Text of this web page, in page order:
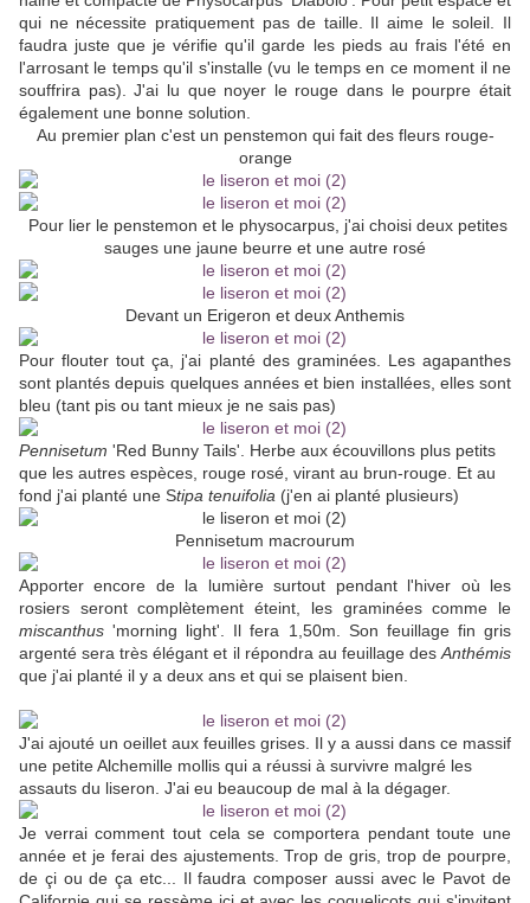
qui ne nécessite pratiquement pas de taille. Il aime le soleil. Il
faudra juste que je vérifie qu'il garde les pieds au frais l'été en
l'arrosant le temps qu'il s'installe (vu le temps en ce moment il ne
souffrira pas). J'ai lu que noyer le rouge dans le pourpre était
également une bonne solution.
Au premier plan c'est un penstemon qui fait des fleurs rouge-
orange
Pour lier le penstemon et le physocarpus, j'ai choisi deux petites
sauges une jaune beurre et une autre rosé
Devant un Erigeron et deux Anthemis
Pour flouter tout ça, j'ai planté des graminées. Les agapanthes
sont plantés depuis quelques années et bien installées, elles sont
bleu (tant pis ou tant mieux je ne sais pas)
Pennisetum 'Red Bunny Tails'. Herbe aux écouvillons plus petits
que les autres espèces, rouge rosé, virant au brun-rouge. Et au
fond j'ai planté une Stipa tenuifolia (j'en ai planté plusieurs)
Pennisetum macrourum
Apporter encore de la lumière surtout pendant l'hiver où les
rosiers seront complètement éteint, les graminées comme le
miscanthus 'morning light'. Il fera 1,50m. Son feuillage fin gris
argenté sera très élégant et il répondra au feuillage des Anthémis
que j'ai planté il y a deux ans et qui se plaisent bien.
J'ai ajouté un oeillet aux feuilles grises. Il y a aussi dans ce massif
une petite Alchemille mollis qui a réussi à survivre malgré les
assauts du liseron. J'ai eu beaucoup de mal à la dégager.
Je verrai comment tout cela se comportera pendant toute une
année et je ferai des ajustements. Trop de gris, trop de pourpre,
de çi ou de ça etc... Il faudra composer aussi avec le Pavot de